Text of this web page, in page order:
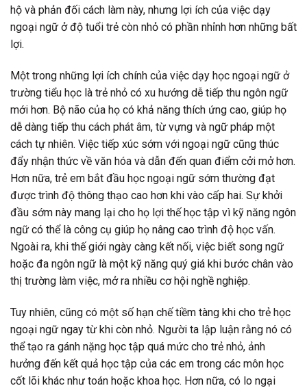
hộ và phản đối cách làm này, nhưng lợi ích của việc dạy
ngoại ngữ ở độ tuổi trẻ còn nhỏ có phần nhỉnh hơn những bất
lợi.
Một trong những lợi ích chính của việc dạy học ngoại ngữ ở
trường tiểu học là trẻ nhỏ có xu hướng dễ tiếp thu ngôn ngữ
mới hơn. Bộ não của họ có khả năng thích ứng cao, giúp họ
dễ dàng tiếp thu cách phát âm, từ vựng và ngữ pháp một
cách tự nhiên. Việc tiếp xúc sớm với ngoại ngữ cũng thúc
đẩy nhận thức về văn hóa và dẫn đến quan điểm cởi mở hơn.
Hơn nữa, trẻ em bắt đầu học ngoại ngữ sớm thường đạt
được trình độ thông thạo cao hơn khi vào cấp hai. Sự khởi
đầu sớm này mang lại cho họ lợi thế học tập vì kỹ năng ngôn
ngữ có thể là công cụ giúp họ nâng cao trình độ học vấn.
Ngoài ra, khi thế giới ngày càng kết nối, việc biết song ngữ
hoặc đa ngôn ngữ là một kỹ năng quý giá khi bước chân vào
thị trường làm việc, mở ra nhiều cơ hội nghề nghiệp.
Tuy nhiên, cũng có một số hạn chế tiềm tàng khi cho trẻ học
ngoại ngữ ngay từ khi còn nhỏ. Người ta lập luận rằng nó có
thể tạo ra gánh nặng học tập quá mức cho trẻ nhỏ, ảnh
hưởng đến kết quả học tập của các em trong các môn học
cốt lõi khác như toán hoặc khoa học. Hơn nữa, có lo ngại